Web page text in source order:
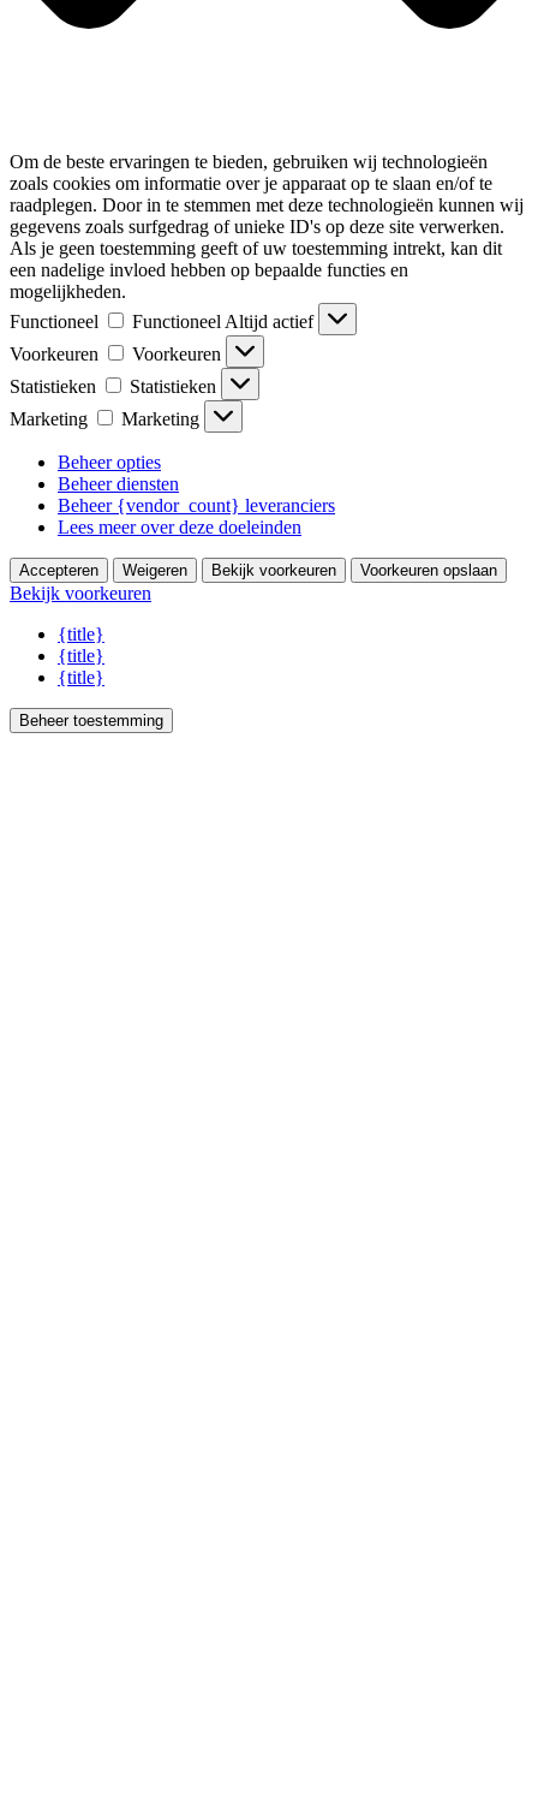
Om de beste ervaringen te bieden, gebruiken wij technologieën
zoals cookies om informatie over je apparaat op te slaan en/of te
raadplegen. Door in te stemmen met deze technologieën kunnen wij
gegevens zoals surfgedrag of unieke ID's op deze site verwerken.
Als je geen toestemming geeft of uw toestemming intrekt, kan dit
een nadelige invloed hebben op bepaalde functies en
mogelijkheden.
Functioneel
Functioneel Altijd actief
Voorkeuren
Voorkeuren
Statistieken
Statistieken
Marketing
Marketing
Beheer opties
Beheer diensten
Beheer {vendor_count} leveranciers
Lees meer over deze doeleinden
Accepteren Weigeren Bekijk voorkeuren Voorkeuren opslaan
Bekijk voorkeuren
{title}
{title}
{title}
Beheer toestemming